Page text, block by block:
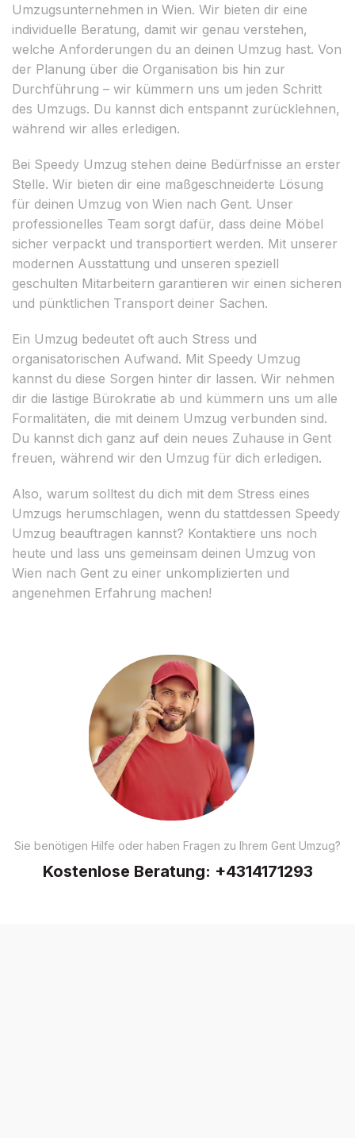
Umzugsunternehmen in Wien. Wir bieten dir eine
individuelle Beratung, damit wir genau verstehen,
welche Anforderungen du an deinen Umzug hast. Von
der Planung über die Organisation bis hin zur
Durchführung – wir kümmern uns um jeden Schritt
des Umzugs. Du kannst dich entspannt zurücklehnen,
während wir alles erledigen.
Bei Speedy Umzug stehen deine Bedürfnisse an erster
Stelle. Wir bieten dir eine maßgeschneiderte Lösung
für deinen Umzug von Wien nach Gent. Unser
professionelles Team sorgt dafür, dass deine Möbel
sicher verpackt und transportiert werden. Mit unserer
modernen Ausstattung und unseren speziell
geschulten Mitarbeitern garantieren wir einen sicheren
und pünktlichen Transport deiner Sachen.
Ein Umzug bedeutet oft auch Stress und
organisatorischen Aufwand. Mit Speedy Umzug
kannst du diese Sorgen hinter dir lassen. Wir nehmen
dir die lästige Bürokratie ab und kümmern uns um alle
Formalitäten, die mit deinem Umzug verbunden sind.
Du kannst dich ganz auf dein neues Zuhause in Gent
freuen, während wir den Umzug für dich erledigen.
Also, warum solltest du dich mit dem Stress eines
Umzugs herumschlagen, wenn du stattdessen Speedy
Umzug beauftragen kannst? Kontaktiere uns noch
heute und lass uns gemeinsam deinen Umzug von
Wien nach Gent zu einer unkomplizierten und
angenehmen Erfahrung machen!
Sie benötigen Hilfe oder haben Fragen zu Ihrem Gent Umzug?
Kostenlose Beratung: +4314171293